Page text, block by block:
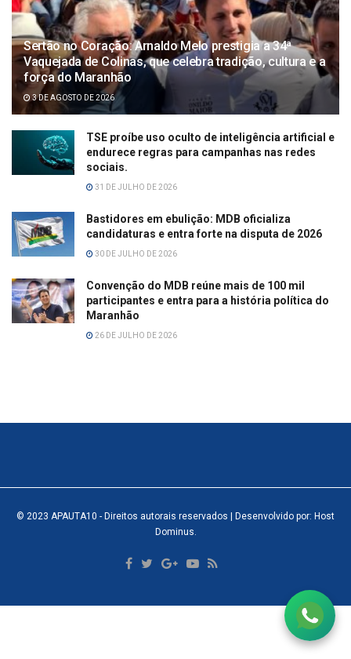
Sertão no Coração: Arnaldo Melo prestigia a 34ª
Vaquejada de Colinas, que celebra tradição, cultura e a
força do Maranhão
3 DE AGOSTO DE 2026
TSE proíbe uso oculto de inteligência artificial e
endurece regras para campanhas nas redes
sociais.
31 DE JULHO DE 2026
Bastidores em ebulição: MDB oficializa
candidaturas e entra forte na disputa de 2026
30 DE JULHO DE 2026
Convenção do MDB reúne mais de 100 mil
participantes e entra para a história política do
Maranhão
26 DE JULHO DE 2026
© 2023 APAUTA10 - Direitos autorais reservados | Desenvolvido por: Host
Dominus.